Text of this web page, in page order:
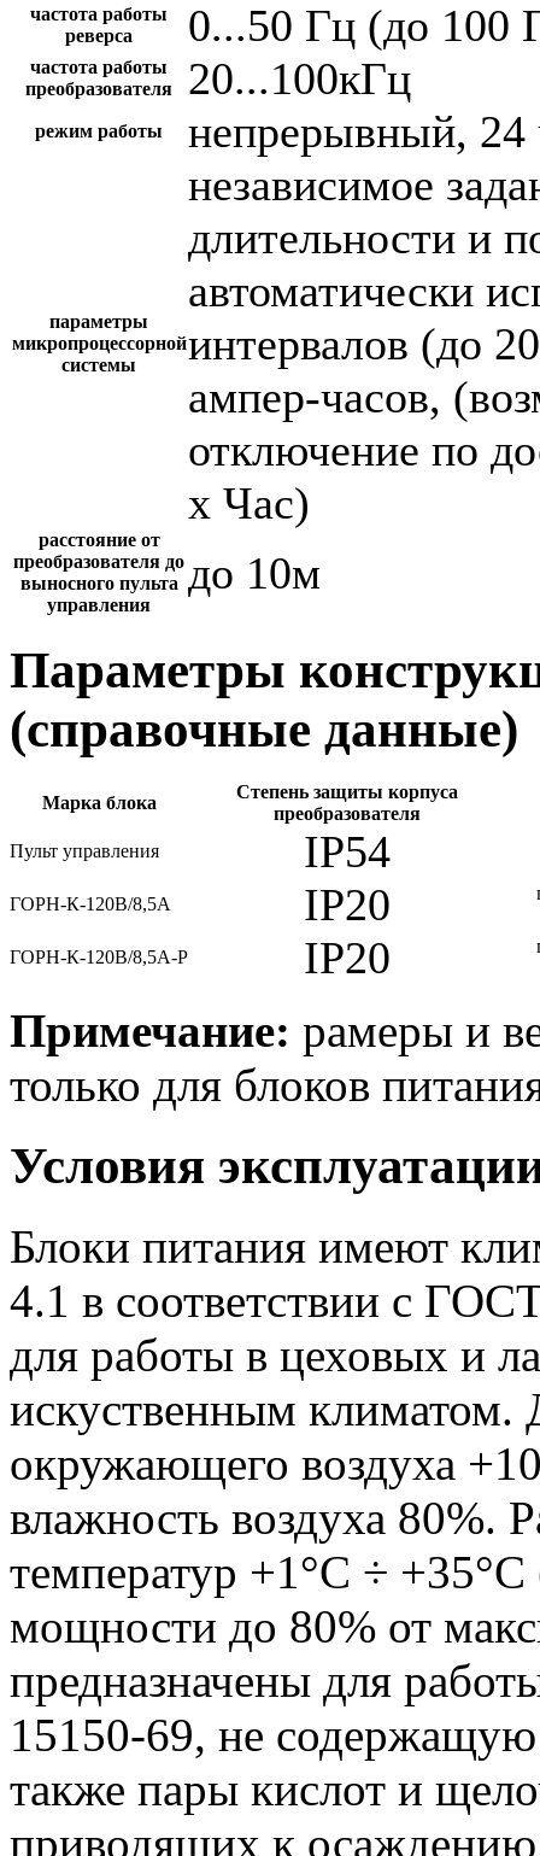
частота работы
реверса
0...50 Гц (до 100
частота работы
преобразователя
20...100кГц
режим работы непрерывный, 24
параметры
микропроцессорной
системы
независимое
длительности и
автоматически
интервалов (до
ампер-часов,
отключение по
х Час)
расстояние от
преобразователя до
выносного пульта
управления
до 10м
Параметры
(справочные данные)
Марка блока
Степень защиты корпуса
преобразователя
Пульт управления
IP54
ГОРН-К-120В/8,5А IP20
ГОРН-К-120В/8,5А-Р IP20
Примечание: рамеры и
только для блоков
Условия
Блоки питания имеют
4.1 в соответствии с
для работы в цеховых и
искуственным климатом.
окружающего воздуха
влажность воздуха 80%.
температур +1°С ÷
мощности до 80% от
предназначены для
15150-69, не
также пары кислот и
приводящих к осаждению